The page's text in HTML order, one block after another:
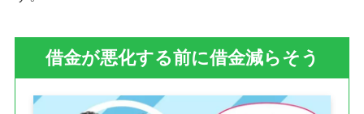
借金が悪化する前に借金減らそう